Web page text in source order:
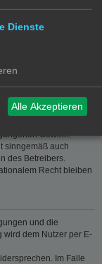
der Verletzung von
übrigen der Höhe nach
Dies gilt auch
Gewinn.
der Verletzung von
oder grob
Vertragsschluss
Übrigen der Höhe
Gewinn.
sinngemäß auch
des Betreibers.
Recht bleiben
und die
wird dem Nutzer per E-
Im Falle
Dienste
Alle Akzeptieren